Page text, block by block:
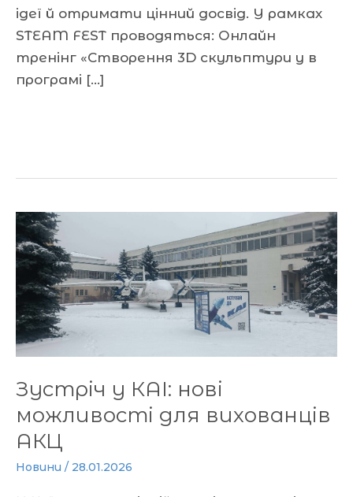
ідеї й отримати цінний досвід. У рамках
STEAM FEST проводяться: Онлайн
тренінг «Створення 3D скульптури у в
програмі […]
Зустріч у КАІ: нові
можливості для вихованців
АКЦ
Новини / 28.01.2026
Зустріч
у
КАІ:
нові
можливості
для
вихованців